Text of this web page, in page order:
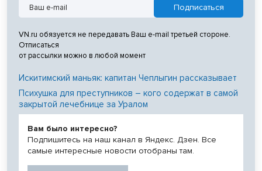
VN.ru обязуется не передавать Ваш e-mail третьей стороне.
Отписаться
от рассылки можно в любой момент
Искитимский маньяк: капитан Чеплыгин рассказывает
Психушка для преступников – кого содержат в самой
закрытой лечебнице за Уралом
Вам было интересно?
Подпишитесь на наш канал в Яндекс. Дзен. Все
самые интересные новости отобраны там.